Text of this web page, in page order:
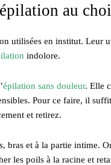
au
utilisées en institut.
indolore.
épilation sans douleur. Elle
Pour ce faire, il
et retirez.
bras et à la partie intime.
les poils à la racine et